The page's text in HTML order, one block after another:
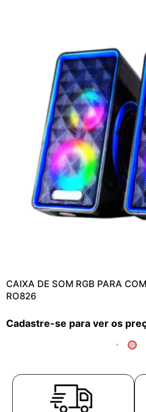
CAIXA DE SOM RGB PARA
RO826
Cadastre-se para ver os